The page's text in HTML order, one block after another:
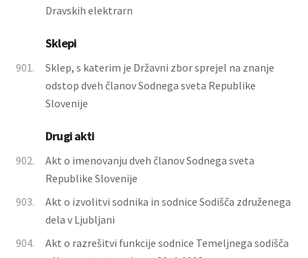
Dravskih elektrarn
Sklepi
901.
Sklep, s katerim je Državni zbor sprejel na znanje
odstop dveh članov Sodnega sveta Republike
Slovenije
Drugi akti
902.
Akt o imenovanju dveh članov Sodnega sveta
Republike Slovenije
903.
Akt o izvolitvi sodnika in sodnice Sodišča združenega
dela v Ljubljani
904.
Akt o razrešitvi funkcije sodnice Temeljnega sodišča